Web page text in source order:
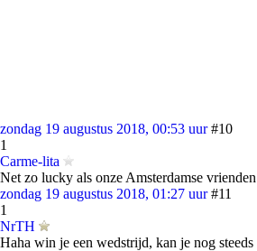
zondag 19 augustus 2018, 00:53 uur #10
1
Carme-lita
Net zo lucky als onze Amsterdamse
zondag 19 augustus 2018, 01:27 uur #11
1
NrTH
Haha win je een wedstrijd, kan je nog steeds